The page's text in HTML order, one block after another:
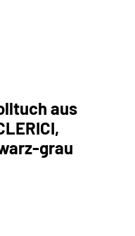
aus
grau